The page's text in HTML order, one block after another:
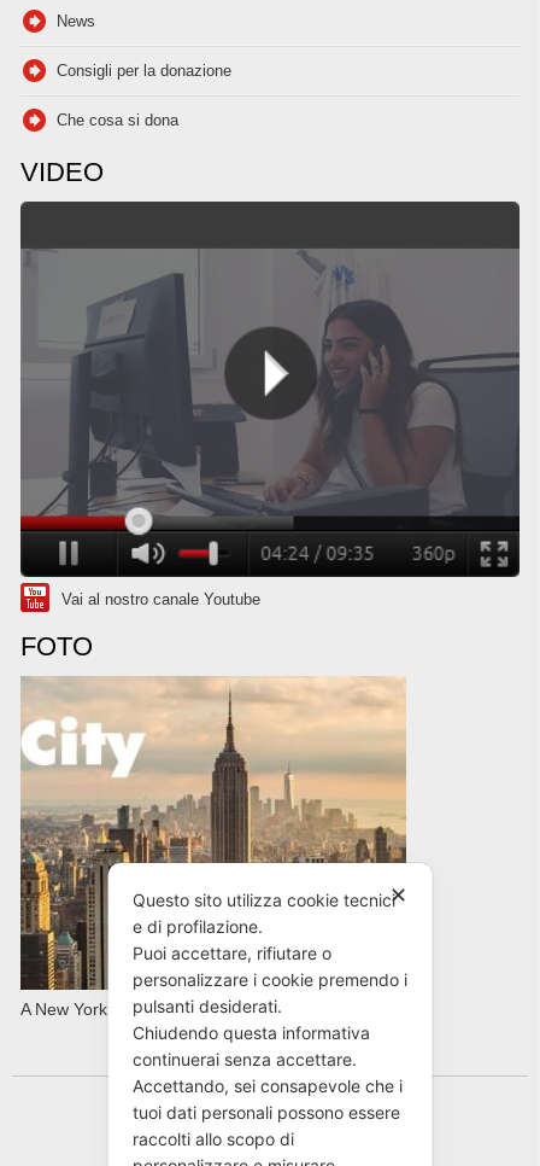
News
Consigli per la donazione
Che cosa si dona
VIDEO
Vai al nostro canale Youtube
FOTO
A New York con AVIS in primavera
✕
Questo sito utilizza cookie tecnici
e di profilazione.
Puoi accettare, rifiutare o
personalizzare i cookie premendo i
pulsanti desiderati.
Chiudendo questa informativa
continuerai senza accettare.
Accettando, sei consapevole che i
tuoi dati personali possono essere
raccolti allo scopo di